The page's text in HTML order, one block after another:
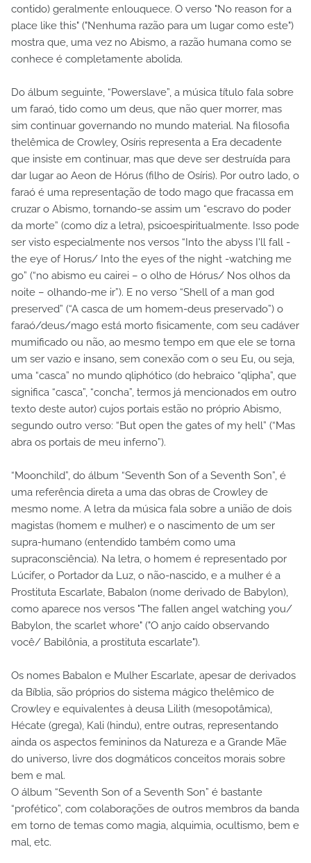
contido) geralmente enlouquece. O verso "No reason for a
place like this" ("Nenhuma razão para um lugar como este")
mostra que, uma vez no Abismo, a razão humana como se
conhece é completamente abolida.
Do álbum seguinte, “Powerslave”, a música título fala sobre
um faraó, tido como um deus, que não quer morrer, mas
sim continuar governando no mundo material. Na filosofia
thelêmica de Crowley, Osíris representa a Era decadente
que insiste em continuar, mas que deve ser destruída para
dar lugar ao Aeon de Hórus (filho de Osíris). Por outro lado, o
faraó é uma representação de todo mago que fracassa em
cruzar o Abismo, tornando-se assim um “escravo do poder
da morte” (como diz a letra), psicoespiritualmente. Isso pode
ser visto especialmente nos versos “Into the abyss I'll fall -
the eye of Horus/ Into the eyes of the night -watching me
go” (“no abismo eu cairei – o olho de Hórus/ Nos olhos da
noite – olhando-me ir”). E no verso “Shell of a man god
preserved” (“A casca de um homem-deus preservado”) o
faraó/deus/mago está morto fisicamente, com seu cadáver
mumificado ou não, ao mesmo tempo em que ele se torna
um ser vazio e insano, sem conexão com o seu Eu, ou seja,
uma “casca” no mundo qliphótico (do hebraico “qlipha”, que
significa “casca”, “concha”, termos já mencionados em outro
texto deste autor) cujos portais estão no próprio Abismo,
segundo outro verso: “But open the gates of my hell” (“Mas
abra os portais de meu inferno”).
“Moonchild”, do álbum “Seventh Son of a Seventh Son”, é
uma referência direta a uma das obras de Crowley de
mesmo nome. A letra da música fala sobre a união de dois
magistas (homem e mulher) e o nascimento de um ser
supra-humano (entendido também como uma
supraconsciência). Na letra, o homem é representado por
Lúcifer, o Portador da Luz, o não-nascido, e a mulher é a
Prostituta Escarlate, Babalon (nome derivado de Babylon),
como aparece nos versos "The fallen angel watching you/
Babylon, the scarlet whore" ("O anjo caído observando
você/ Babilônia, a prostituta escarlate").
Os nomes Babalon e Mulher Escarlate, apesar de derivados
da Bíblia, são próprios do sistema mágico thelêmico de
Crowley e equivalentes à deusa Lilith (mesopotâmica),
Hécate (grega), Kali (hindu), entre outras, representando
ainda os aspectos femininos da Natureza e a Grande Mãe
do universo, livre dos dogmáticos conceitos morais sobre
bem e mal.
O álbum “Seventh Son of a Seventh Son” é bastante
“profético”, com colaborações de outros membros da banda
em torno de temas como magia, alquimia, ocultismo, bem e
mal, etc.